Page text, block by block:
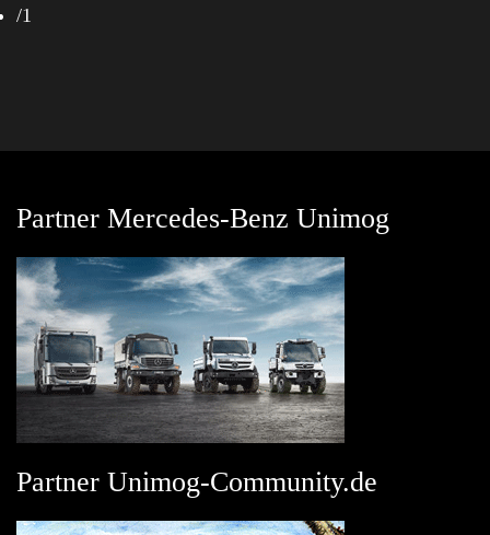
/1
Partner Mercedes-Benz Unimog
Partner Unimog-Community.de